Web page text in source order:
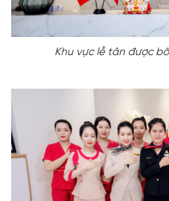
Khu vực lễ tân được